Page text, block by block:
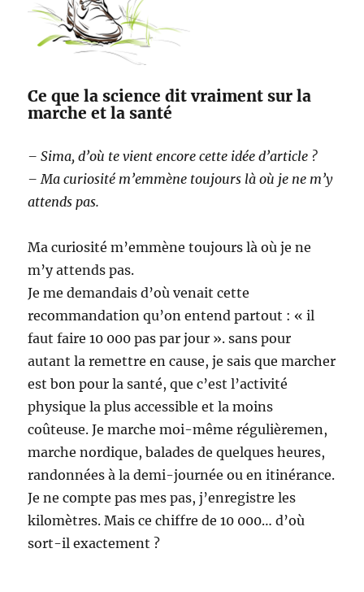
Ce que la science dit vraiment sur la
marche et la santé
– Sima, d’où te vient encore cette idée d’article ?
– Ma curiosité m’emmène toujours là où je ne m’y
attends pas.
Ma curiosité m’emmène toujours là où je ne
m’y attends pas.
Je me demandais d’où venait cette
recommandation qu’on entend partout : « il
faut faire 10 000 pas par jour ». sans pour
autant la remettre en cause, je sais que marcher
est bon pour la santé, que c’est l’activité
physique la plus accessible et la moins
coûteuse. Je marche moi-même régulièremen,
marche nordique, balades de quelques heures,
randonnées à la demi-journée ou en itinérance.
Je ne compte pas mes pas, j’enregistre les
kilomètres. Mais ce chiffre de 10 000… d’où
sort-il exactement ?